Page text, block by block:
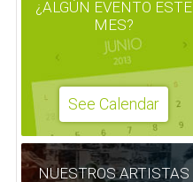
¿ALGÚN EVENTO ESTE
MES?
See Calendar
NUESTROS ARTISTAS